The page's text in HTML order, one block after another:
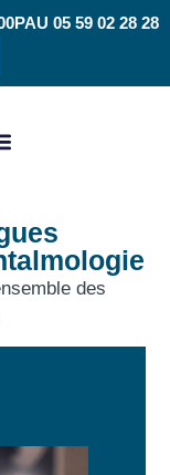
PAU 05 59 02 28 28
des